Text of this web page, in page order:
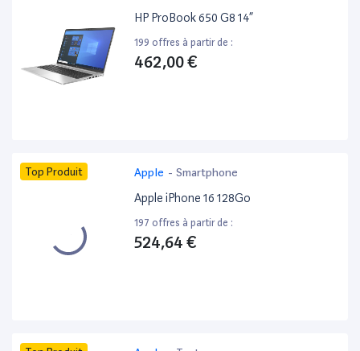
HP ProBook 650 G8 14”
199 offres à partir de :
462,00 €
Top Produit Apple - Smartphone
Apple iPhone 16 128Go
197 offres à partir de :
524,64 €